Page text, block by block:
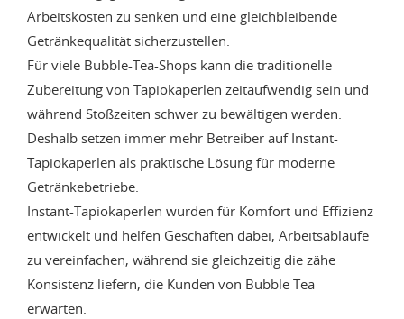
Arbeitskosten zu senken und eine gleichbleibende
Getränkequalität sicherzustellen.
Für viele Bubble-Tea-Shops kann die traditionelle
Zubereitung von Tapiokaperlen zeitaufwendig sein und
während Stoßzeiten schwer zu bewältigen werden.
Deshalb setzen immer mehr Betreiber auf Instant-
Tapiokaperlen als praktische Lösung für moderne
Getränkebetriebe.
Instant-Tapiokaperlen wurden für Komfort und Effizienz
entwickelt und helfen Geschäften dabei, Arbeitsabläufe
zu vereinfachen, während sie gleichzeitig die zähe
Konsistenz liefern, die Kunden von Bubble Tea
erwarten.